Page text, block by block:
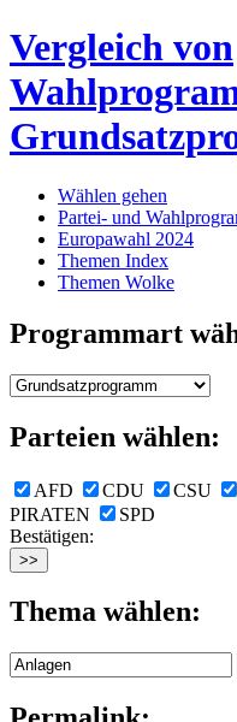
Vergleich von
Wählen gehen
Partei- und
Europawahl 2024
Themen Index
Themen Wolke
Programmart
Parteien wählen:
AFD CDU CSU
PIRATEN
SPD
Bestätigen:
Thema wählen: